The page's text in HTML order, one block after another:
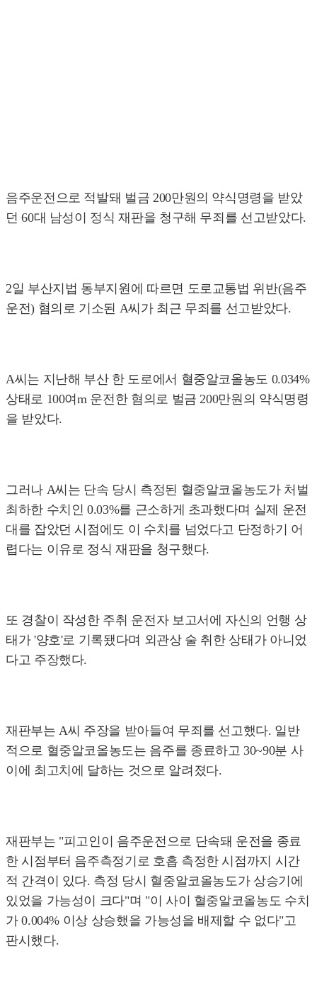
음주운전으로 적발돼 벌금 200만원의 약식명령을 받았
던 60대 남성이 정식 재판을 청구해 무죄를 선고받았다.
2일 부산지법 동부지원에 따르면 도로교통법 위반(음주
운전) 혐의로 기소된 A씨가 최근 무죄를 선고받았다.
A씨는 지난해 부산 한 도로에서 혈중알코올농도 0.034%
상태로 100여m 운전한 혐의로 벌금 200만원의 약식명령
을 받았다.
그러나 A씨는 단속 당시 측정된 혈중알코올농도가 처벌
최하한 수치인 0.03%를 근소하게 초과했다며 실제 운전
대를 잡았던 시점에도 이 수치를 넘었다고 단정하기 어
렵다는 이유로 정식 재판을 청구했다.
또 경찰이 작성한 주취 운전자 보고서에 자신의 언행 상
태가 '양호'로 기록됐다며 외관상 술 취한 상태가 아니었
다고 주장했다.
재판부는 A씨 주장을 받아들여 무죄를 선고했다. 일반
적으로 혈중알코올농도는 음주를 종료하고 30~90분 사
이에 최고치에 달하는 것으로 알려졌다.
재판부는 "피고인이 음주운전으로 단속돼 운전을 종료
한 시점부터 음주측정기로 호흡 측정한 시점까지 시간
적 간격이 있다. 측정 당시 혈중알코올농도가 상승기에
있었을 가능성이 크다"며 "이 사이 혈중알코올농도 수치
가 0.004% 이상 상승했을 가능성을 배제할 수 없다"고
판시했다.